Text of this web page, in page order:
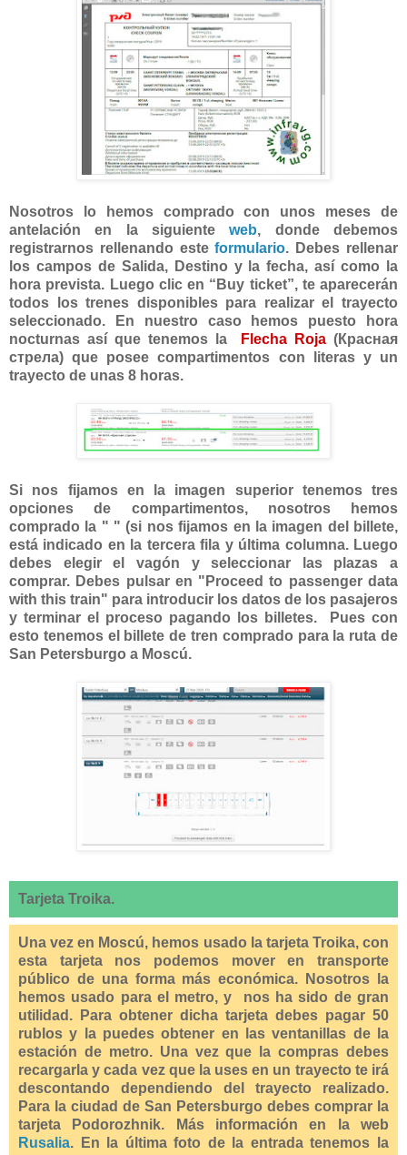
Nosotros lo hemos comprado con unos meses de
antelación en la siguienteweb, donde debemos
registrarnos rellenando esteformulario. Debes rellenar
los campos de Salida, Destino y la fecha, así como la
hora prevista. Luego clic en “Buy ticket”, te aparecerán
todos los trenes disponibles para realizar el trayecto
seleccionado. En nuestro caso hemos puesto hora
nocturnas así que tenemos la
Flecha Roja (Красная
стрела) que posee compartimentos con literas y un
trayecto de unas 8 horas.
Si nos fijamos en la imagen superior tenemos tres
opciones de compartimentos, nosotros hemos
comprado la " " (si nos fijamos en la imagen del billete,
está indicado en la tercera fila y última columna. Luego
debes elegir el vagón y seleccionar las plazas a
comprar. Debes pulsar en "Proceed to passenger data
with this train" para introducir los datos de los pasajeros
y terminar el proceso pagando los billetes. Pues con
esto tenemos el billete de tren comprado para la ruta de
San Petersburgo a Moscú.
Tarjeta Troika.
Una vez en Moscú, hemos usado la tarjeta Troika, con
esta tarjeta nos podemos mover en transporte
público de una forma más económica. Nosotros la
hemos usado para el metro, y nos ha sido de gran
utilidad. Para obtener dicha tarjeta debes pagar 50
rublos y la puedes obtener en las ventanillas de la
estación de metro. Una vez que la compras debes
recargarla y cada vez que la uses en un trayecto te irá
descontando dependiendo del trayecto realizado.
Para la ciudad de San Petersburgo debes comprar la
tarjeta Podorozhnik. Más información en la web
Rusalia. En la última foto de la entrada tenemos la